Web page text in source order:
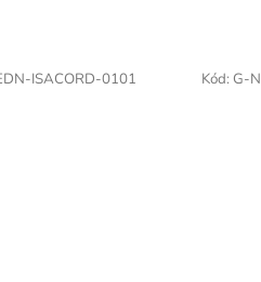
ISACORD-0101 Kód: G-